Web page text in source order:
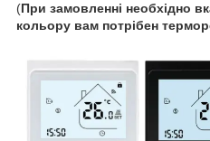
(При замовленні необхідно
кольору вам потрібен